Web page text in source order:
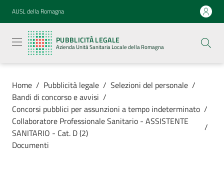
Vai al contenuto
Vai alla navigazione
Vai al footer
AUSL della Romagna
PUBBLICITÀ LEGALE
Azienda Unità Sanitaria Locale della Romagna
legale
Azienda
Unità
Locale della
Azienda
Home / Pubblicità legale / Selezioni del personale /
Bandi di concorso e avvisi /
Concorsi pubblici per assunzioni a tempo indeterminato /
Collaboratore Professionale Sanitario - ASSISTENTE
SANITARIO - Cat. D (2)
/
Documenti